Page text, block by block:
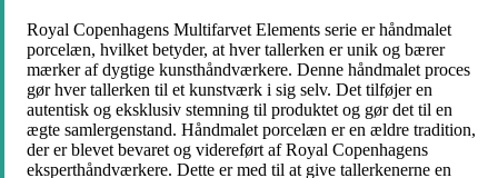
Royal Copenhagens Multifarvet Elements serie er håndmalet
porcelæn, hvilket betyder, at hver tallerken er unik og bærer
mærker af dygtige kunsthåndværkere. Denne håndmalet proces
gør hver tallerken til et kunstværk i sig selv. Det tilføjer en
autentisk og eksklusiv stemning til produktet og gør det til en
ægte samlergenstand. Håndmalet porcelæn er en ældre tradition,
der er blevet bevaret og videreført af Royal Copenhagens
eksperthåndværkere. Dette er med til at give tallerkenerne en